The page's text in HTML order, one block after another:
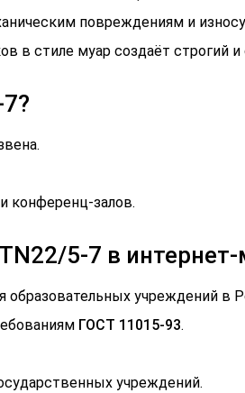
повреждениям и
в стиле муар создаёт строгий
конференц-залов.
5-7 в
образовательных учреждений в
ГОСТ 11015-93.
учреждений.